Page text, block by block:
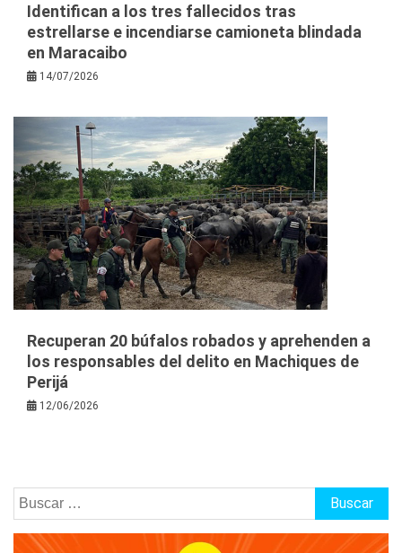
Identifican a los tres fallecidos tras
estrellarse e incendiarse camioneta blindada
en Maracaibo
14/07/2026
Recuperan 20 búfalos robados y aprehenden a
los responsables del delito en Machiques de
Perijá
12/06/2026
Buscar: